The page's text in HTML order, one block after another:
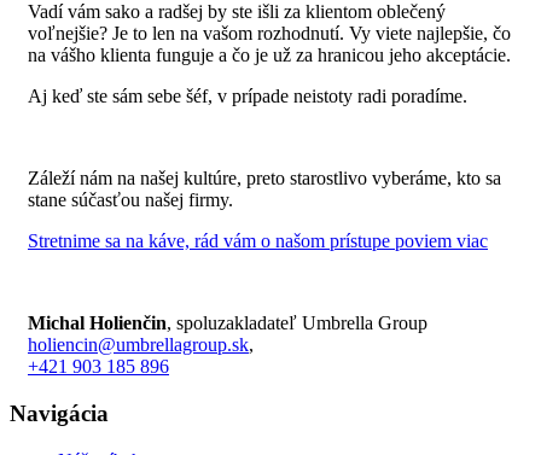
Vadí vám sako a radšej by ste išli za klientom oblečený
voľnejšie? Je to len na vašom rozhodnutí. Vy viete najlepšie, čo
na vášho klienta funguje a čo je už za hranicou jeho akceptácie.
Aj keď ste sám sebe šéf, v prípade neistoty radi poradíme.
Záleží nám na našej kultúre, preto starostlivo vyberáme, kto sa
stane súčasťou našej firmy.
Stretnime sa na káve, rád vám o našom prístupe poviem viac
Michal Holienčin, spoluzakladateľ Umbrella Group
holiencin@umbrellagroup.sk,
+421 903 185 896
Navigácia